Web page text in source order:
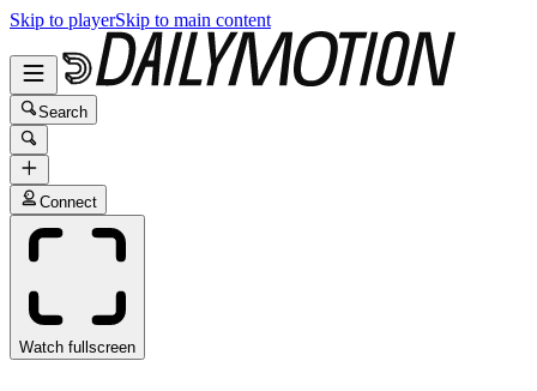
Skip to playerSkip to main content
Search
Connect
Watch fullscreen